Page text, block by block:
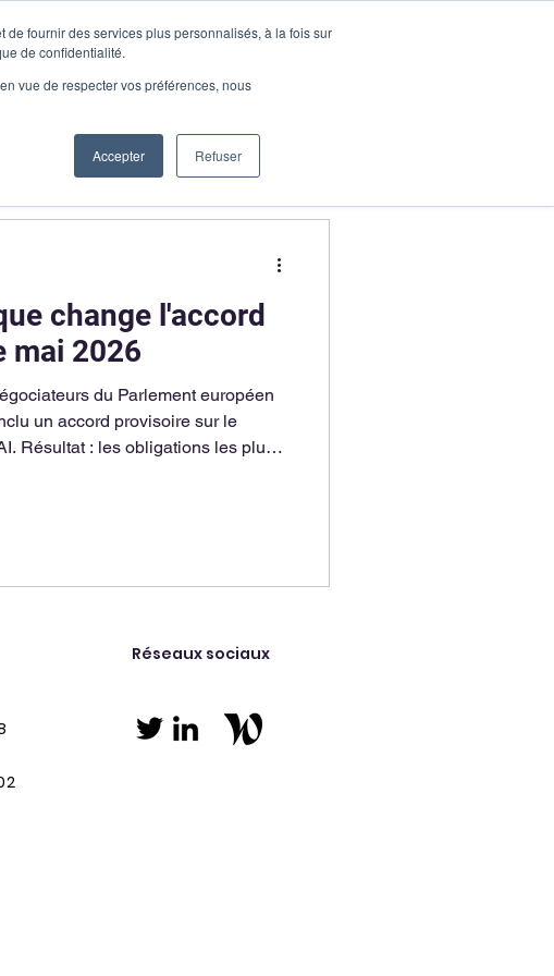
fournir des services plus personnalisés, à la fois sur
de confidentialité.
vue de respecter vos préférences, nous
Accepter Refuser
Me connecter Demander une démo
change l'accord
mai 2026
du Parlement européen
un accord provisoire sur le
Résultat : les obligations les plus
Réseaux sociaux